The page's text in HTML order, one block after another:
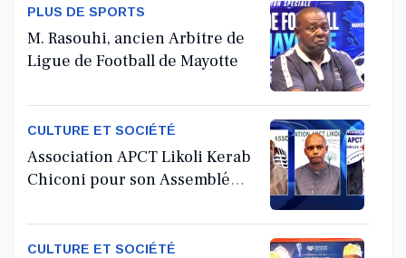
PLUS DE SPORTS
M. Rasouhi, ancien Arbitre de
Ligue de Football de Mayotte
CULTURE ET SOCIÉTÉ
Association APCT Likoli Kerab
Chiconi pour son Assemblée
CULTURE ET SOCIÉTÉ